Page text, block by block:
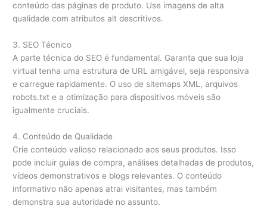
conteúdo das páginas de produto. Use imagens de alta
qualidade com atributos alt descritivos.
3. SEO Técnico
A parte técnica do SEO é fundamental. Garanta que sua loja
virtual tenha uma estrutura de URL amigável, seja responsiva
e carregue rapidamente. O uso de sitemaps XML, arquivos
robots.txt e a otimização para dispositivos móveis são
igualmente cruciais.
4. Conteúdo de Qualidade
Crie conteúdo valioso relacionado aos seus produtos. Isso
pode incluir guias de compra, análises detalhadas de produtos,
vídeos demonstrativos e blogs relevantes. O conteúdo
informativo não apenas atrai visitantes, mas também
demonstra sua autoridade no assunto.